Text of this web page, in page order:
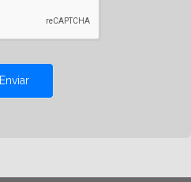
Enviar